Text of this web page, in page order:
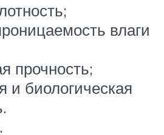
влаги
прочность;
и биологическая